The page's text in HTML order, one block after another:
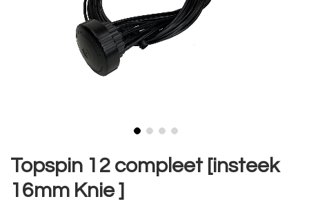
Topspin 12 compleet [insteek
16mm Knie ]
naar
het
begin
van